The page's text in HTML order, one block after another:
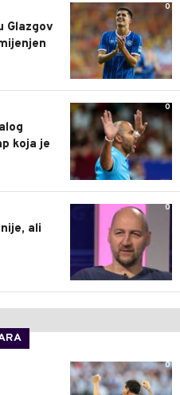
0
Glazgov
0
koja je
0
ali
0